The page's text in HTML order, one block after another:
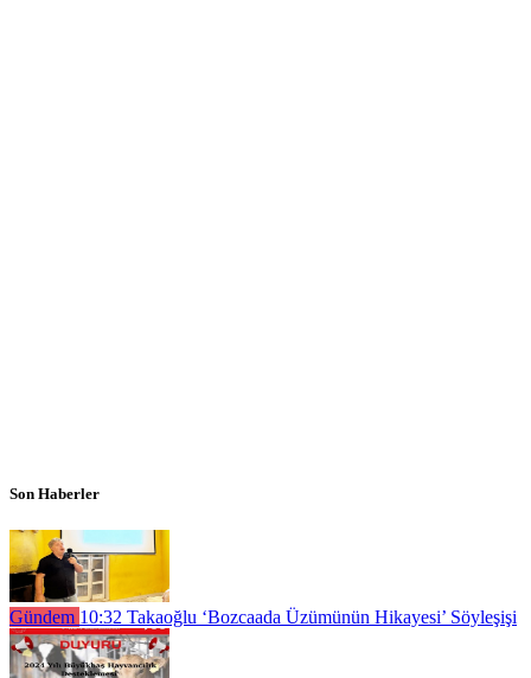
Son Haberler
Gündem 10:32 Takaoğlu ‘Bozcaada Üzümünün Hikayesi’ Söyleşişi